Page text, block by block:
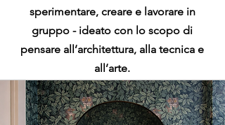
sperimentare, creare e lavorare in
gruppo - ideato con lo scopo di
pensare all’architettura, alla tecnica e
all’arte.